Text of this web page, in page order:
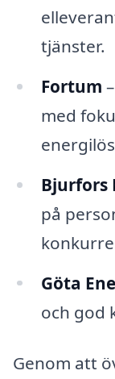
tjänster.
Fortum
med
Bjurfors
på
Göta
och god
Genom att